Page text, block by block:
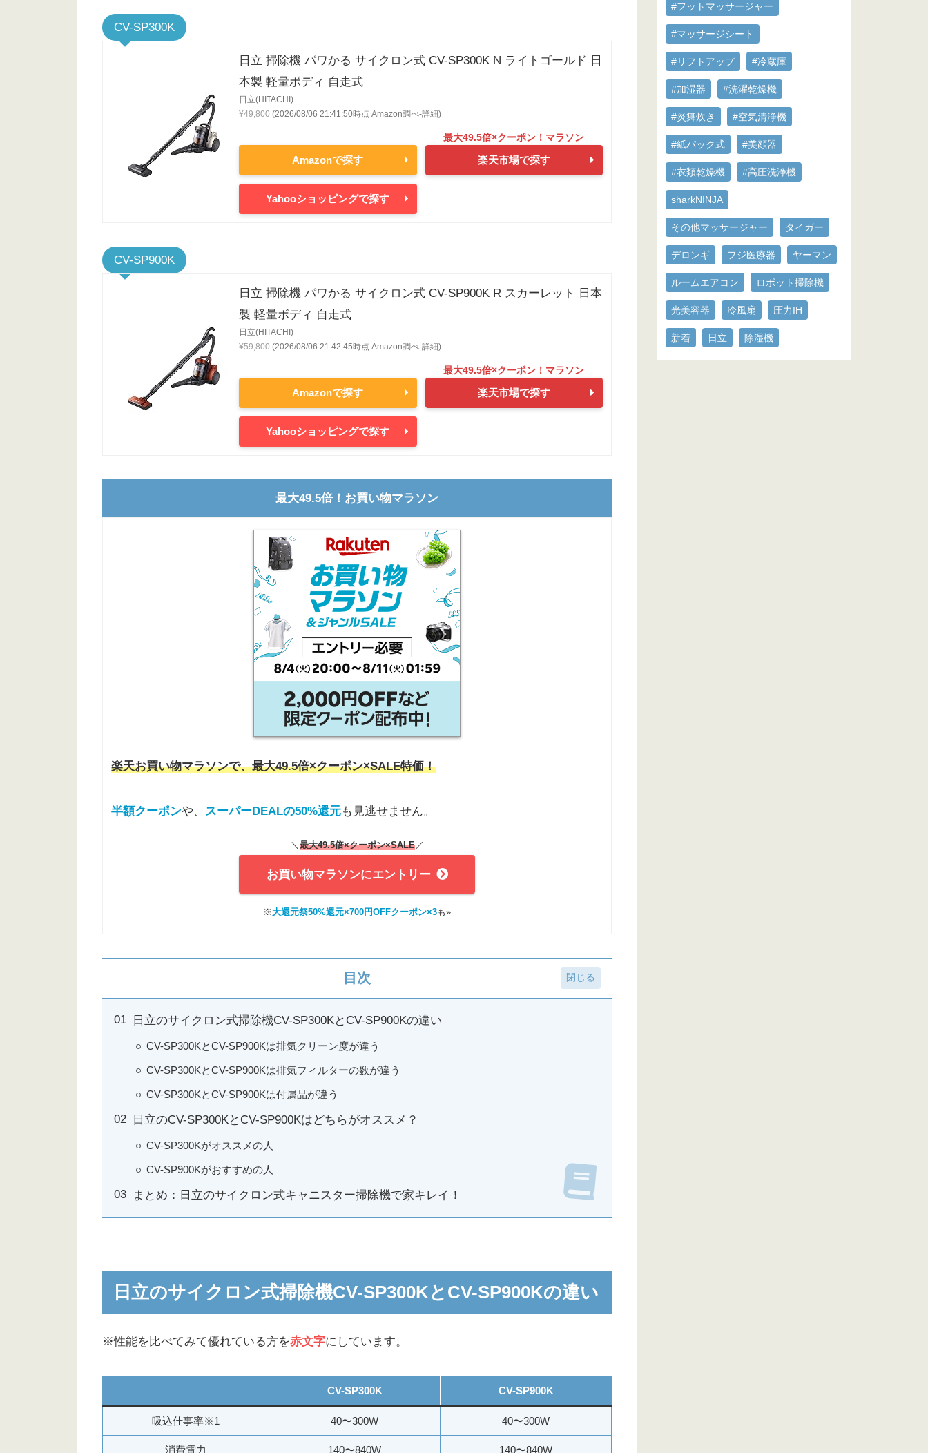
CV-SP300K
日立 掃除機 パワかる サイクロン式 CV-SP300K N ライトゴールド 日
本製 軽量ボディ 自走式
日立(HITACHI)
¥49,800 (2026/08/06 21:41:50時点 Amazon調べ-詳細)
Amazonで探す 楽天市場で探す
Yahooショッピングで探す
CV-SP900K
日立 掃除機 パワかる サイクロン式 CV-SP900K R スカーレット 日本
製 軽量ボディ 自走式
日立(HITACHI)
¥59,800 (2026/08/06 21:42:45時点 Amazon調べ-詳細)
Amazonで探す 楽天市場で探す
Yahooショッピングで探す
最大49.5倍！お買い物マラソン
楽天お買い物マラソンで、最大49.5倍×クーポン×SALE特価！
半額クーポンや、 スーパーDEALの50%還元も見逃せません。
＼ 最大49.5倍×クーポン×SALE／
お買い物マラソンにエントリー
※大還元祭50%還元×700円OFFクーポン×3も»
目次
日立のサイクロン式掃除機CV-SP300KとCV-SP900Kの違い
CV-SP300KとCV-SP900Kは排気クリーン度が違う
CV-SP300KとCV-SP900Kは排気フィルターの数が違う
CV-SP300KとCV-SP900Kは付属品が違う
日立のCV-SP300KとCV-SP900Kはどちらがオススメ？
CV-SP300Kがオススメの人
CV-SP900Kがおすすめの人
まとめ：日立のサイクロン式キャニスター掃除機で家キレイ！
日立のサイクロン式掃除機CV-SP300KとCV-SP900Kの違い
※性能を比べてみて優れている方を赤文字にしています。
CV-SP300K CV-SP900K
吸込仕事率※1 40〜300W 40〜300W
消費電力 140〜840W 140〜840W
#フットマッサージャー
#マッサージシート
#リフトアップ #冷蔵庫
#加湿器 #洗濯乾燥機
#炎舞炊き #空気清浄機
#紙パック式 #美顔器
#衣類乾燥機 #高圧洗浄機
sharkNINJA
その他マッサージャー タイガー
デロンギ フジ医療器 ヤーマン
ルームエアコン ロボット掃除機
光美容器 冷風扇 圧力IH
新着 日立 除湿機